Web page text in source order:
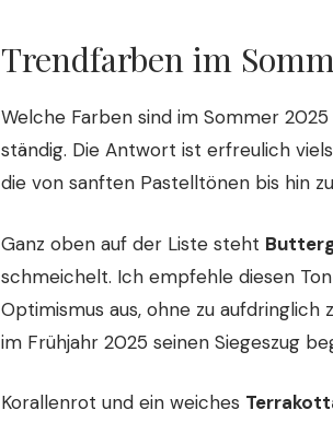
Trendfarben im
Welche Farben sind im Sommer
ständig. Die Antwort ist erfreulich
die von sanften Pastelltönen bis hin
Ganz oben auf der Liste steht
schmeichelt. Ich empfehle diesen
Optimismus aus, ohne zu
im Frühjahr 2025 seinen Siegeszug
Korallenrot und ein weiches